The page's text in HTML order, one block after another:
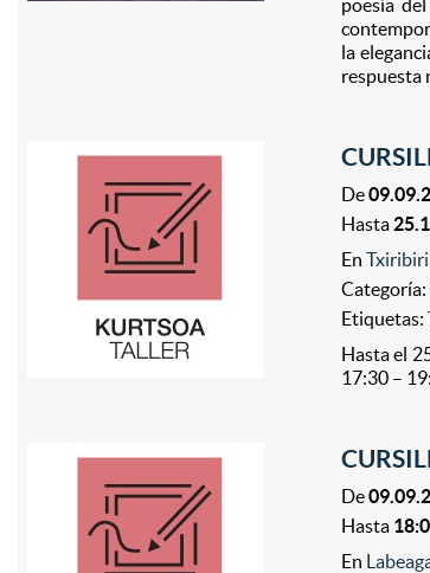
poesía
la
respuesta
De
Hasta
En Txiribiri
Categoría:
Etiquetas:
Hasta el
17:30 –
De
Hasta
En